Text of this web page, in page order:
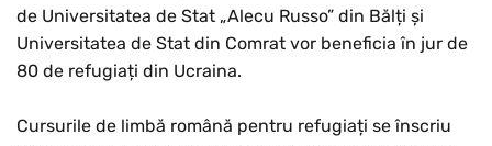
de Universitatea de Stat „Alecu Russo” din Bălți și
Universitatea de Stat din Comrat vor beneficia în jur de
80 de refugiați din Ucraina.
Cursurile de limbă română pentru refugiați se înscriu